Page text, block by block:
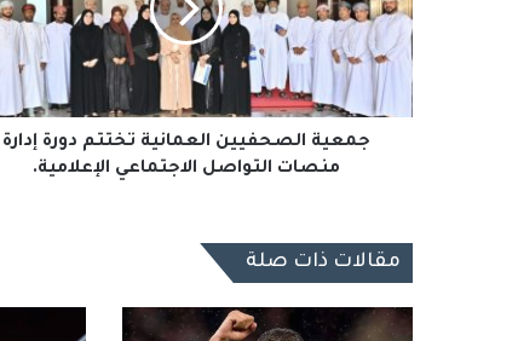
دورة
إدارة
منصات
التواصل
الاجتماعي
الإعلامية.جمعية الصحفيين العمانية تختتم دورة إدارة
منصات التواصل الاجتماعي الإعلامية.
مقالات ذات صلة